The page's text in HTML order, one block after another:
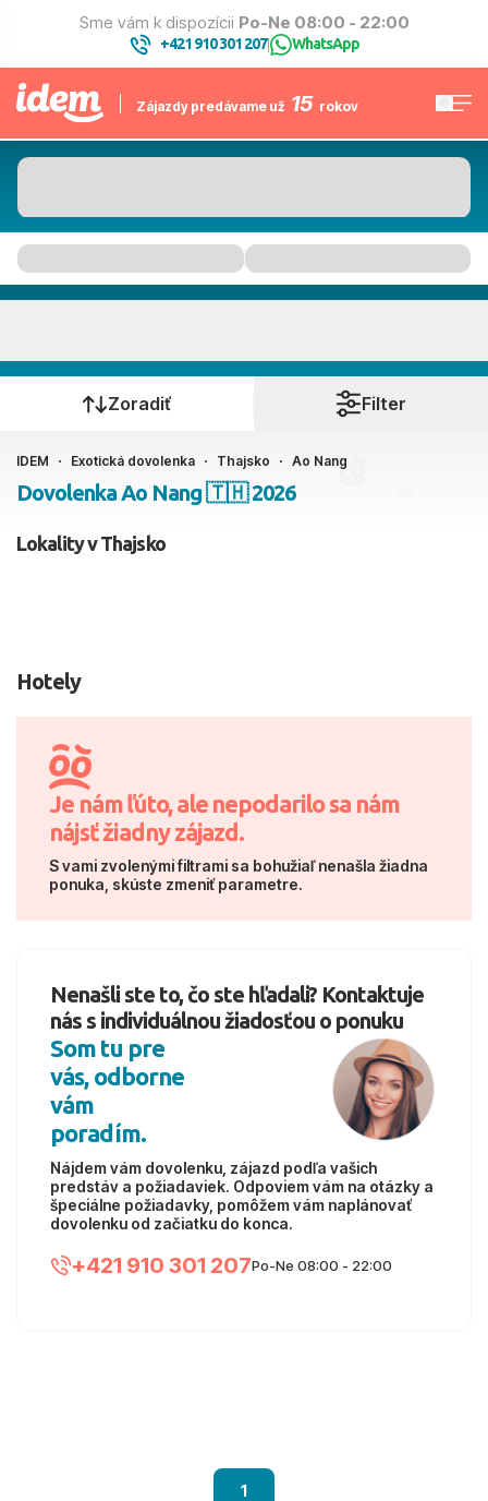
Sme vám k dispozícii Po-Ne 08:00 - 22:00
+421 910 301 207| WhatsApp
Zájazdy predávame už 15 rokov
Kedy cestujete?
Ako cestujete?
2 dospelí, 0 deti
Zoradiť Filter
IDEM Exotická dovolenka Thajsko Ao Nang
Dovolenka Ao Nang 🇹🇭 2026
Lokality v Thajsko
Hotely
Je nám ľúto, ale nepodarilo sa nám
nájsť žiadny zájazd.
S vami zvolenými filtrami sa bohužiaľ nenašla žiadna
ponuka, skúste zmeniť parametre.
Nenašli ste to, čo ste hľadali? Kontaktuje
nás s individuálnou žiadosťou o ponuku
Som tu pre
vás, odborne
vám
poradím.
Nájdem vám dovolenku, zájazd podľa vašich
predstáv a požiadaviek. Odpoviem vám na otázky a
špeciálne požiadavky, pomôžem vám naplánovať
dovolenku od začiatku do konca.
+421 910 301 207Po-Ne 08:00 - 22:00
1